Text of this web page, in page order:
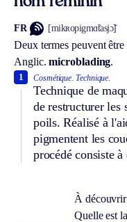
FR [mikʀopigmɑ̃tasjɔ̃]
Deux termes peuvent
Anglic. microblading.
Cosmétique. Technique.
Technique de
de restructurer les
poils. Réalisé à
pigmentent les
procédé consiste
1
À découvrir
Quelle est